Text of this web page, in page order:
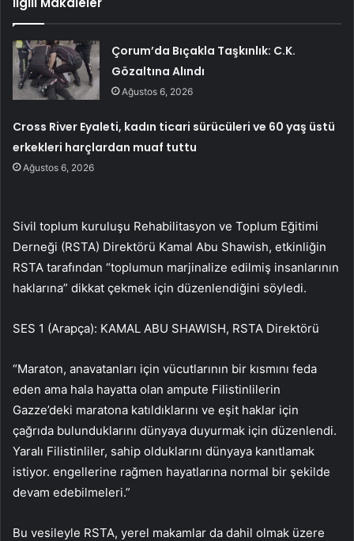
Çorum’da Bıçakla Taşkınlık: C.K.
Gözaltına Alındı
Ağustos 6, 2026
Cross River Eyaleti, kadın ticari sürücüleri ve 60 yaş üstü
erkekleri harçlardan muaf tuttu
Ağustos 6, 2026
Sivil toplum kuruluşu Rehabilitasyon ve Toplum Eğitimi
Derneği (RSTA) Direktörü Kamal Abu Shawish, etkinliğin
RSTA tarafından “toplumun marjinalize edilmiş insanlarının
haklarına” dikkat çekmek için düzenlendiğini söyledi.
SES 1 (Arapça): KAMAL ABU SHAWISH, RSTA Direktörü
“Maraton, anavatanları için vücutlarının bir kısmını feda
eden ama hala hayatta olan ampute Filistinlilerin
Gazze’deki maratona katıldıklarını ve eşit haklar için
çağrıda bulunduklarını dünyaya duyurmak için düzenlendi.
Yaralı Filistinliler, sahip olduklarını dünyaya kanıtlamak
istiyor. engellerine rağmen hayatlarına normal bir şekilde
devam edebilmeleri.”
Bu vesileyle RSTA, yerel makamlar da dahil olmak üzere